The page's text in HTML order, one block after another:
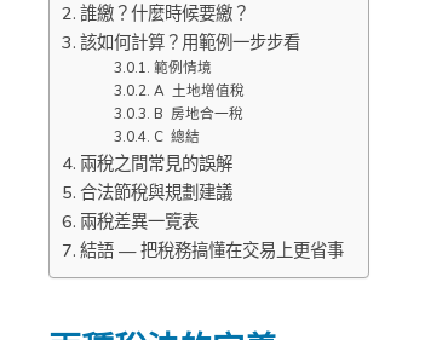
誰繳？什麼時候要繳？
該如何計算？用範例一步步看
範例情境
A 土地增值稅
B 房地合一稅
C 總結
兩稅之間常見的誤解
合法節稅與規劃建議
兩稅差異一覽表
結語 — 把稅務搞懂在交易上更省事